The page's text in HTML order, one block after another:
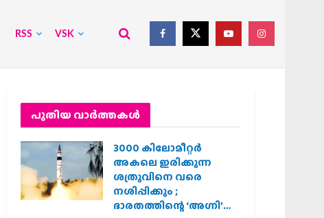
RSS VSK
പുതിയ വാര്‍ത്തകള്‍
3000 കിലോമീറ്റർ
അകലെ ഇരിക്കുന്ന
ശത്രുവിനെ വരെ
നശിപ്പിക്കും ;
ഭാരതത്തിന്റെ ‘അഗ്നി’